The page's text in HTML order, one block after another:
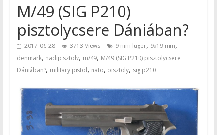
M/49 (SIG P210)
pisztolycsere Dániában?
2017-06-28 3713 Views 9 mm luger, 9x19 mm,
denmark, hadipisztoly, m/49, M/49 (SIG P210) pisztolycsere
Dániában?, military pistol, nato, pisztoly, sig p210